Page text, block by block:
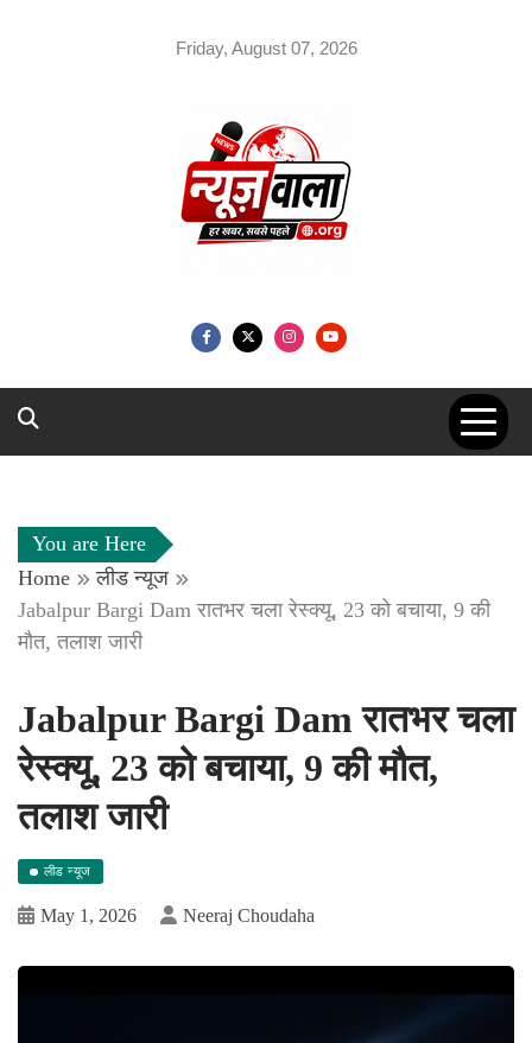
Friday, August 07, 2026
You are Here
Home
लीड न्यूज
Jabalpur Bargi Dam रातभर चला रेस्क्यू, 23 को बचाया, 9 की
मौत, तलाश जारी
Jabalpur Bargi Dam रातभर चला
रेस्क्यू, 23 को बचाया, 9 की मौत,
तलाश जारी
लीड न्यूज
May 1, 2026 Neeraj Choudaha